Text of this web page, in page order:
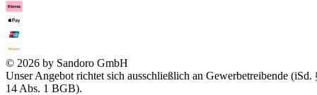
© 2026 by Sandoro GmbH
Unser Angebot richtet sich ausschließlich an Gewerbetreibende (iSd.
14 Abs. 1 BGB).